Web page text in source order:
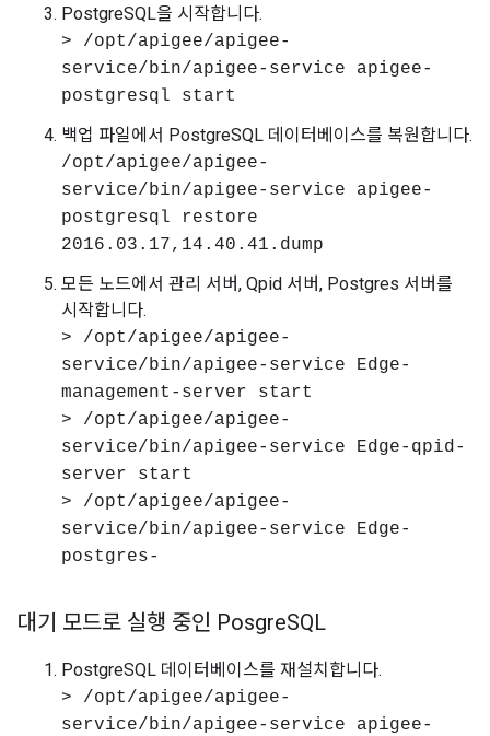
PostgreSQL을 시작합니다.
> /opt/apigee/apigee-
service/bin/apigee-service apigee-
postgresql start
백업 파일에서 PostgreSQL 데이터베이스를 복원합니다.
/opt/apigee/apigee-
service/bin/apigee-service apigee-
postgresql restore
2016.03.17,14.40.41.dump
모든 노드에서 관리 서버, Qpid 서버, Postgres 서버를
시작합니다.
> /opt/apigee/apigee-
service/bin/apigee-service Edge-
management-server start
> /opt/apigee/apigee-
service/bin/apigee-service Edge-qpid-
server start
> /opt/apigee/apigee-
service/bin/apigee-service Edge-
postgres-
대기 모드로 실행 중인 PosgreSQL
PostgreSQL 데이터베이스를 재설치합니다.
> /opt/apigee/apigee-
service/bin/apigee-service apigee-